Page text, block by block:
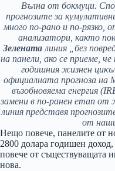
Вълна от бокмуци.
прогнозите за
много по-рано и по-рязко,
анализатори, както
Зелената линия „без
на панели, ако се приеме,
годишния жизнен
официалната прогноза на
възобновяема енергия
замени в по-ранен етап от
линия представя
от
Нещо повече, панелите от
2800 долара годишен доход,
повече от съществуващата
нова.